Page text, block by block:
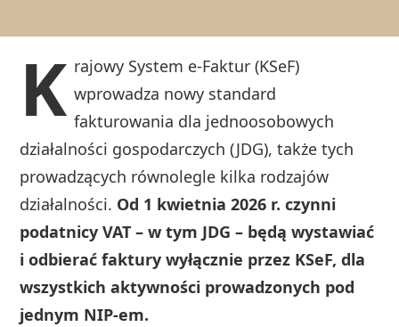
K rajowy System e-Faktur (KSeF)
wprowadza nowy standard
fakturowania dla jednoosobowych
działalności gospodarczych (JDG), także tych
prowadzących równolegle kilka rodzajów
działalności. Od 1 kwietnia 2026 r. czynni
podatnicy VAT – w tym JDG – będą wystawiać
i odbierać faktury wyłącznie przez KSeF, dla
wszystkich aktywności prowadzonych pod
jednym NIP-em.